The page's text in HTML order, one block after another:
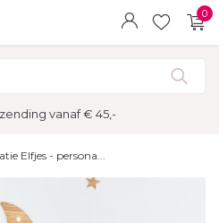
0
vanaf € 45,-
Elfjes - persona...